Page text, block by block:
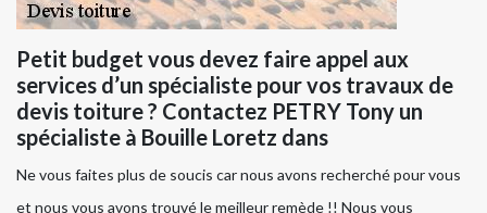
Petit budget vous devez faire appel aux
services d’un spécialiste pour vos travaux de
devis toiture ? Contactez PETRY Tony un
spécialiste à Bouille Loretz dans
Ne vous faites plus de soucis car nous avons recherché pour vous
et nous vous avons trouvé le meilleur remède !! Nous vous